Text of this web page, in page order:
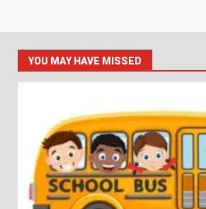
YOU MAY HAVE MISSED